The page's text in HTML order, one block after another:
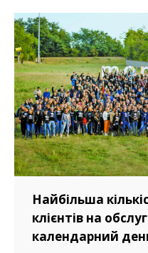
Найбільша
клієнтів на
календарний